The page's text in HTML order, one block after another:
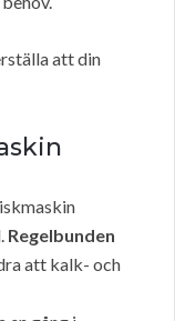
att din
Regelbunden
att kalk- och